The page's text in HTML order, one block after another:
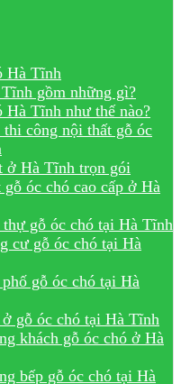
Hà Tĩnh
gồm những gì?
Tĩnh như thế nào?
công nội thất gỗ óc
ở Hà Tĩnh trọn gói
óc chó cao cấp ở Hà
gỗ óc chó tại Hà Tĩnh
cư gỗ óc chó tại Hà
gỗ óc chó tại Hà
gỗ óc chó tại Hà Tĩnh
khách gỗ óc chó ở Hà
bếp gỗ óc chó tại Hà